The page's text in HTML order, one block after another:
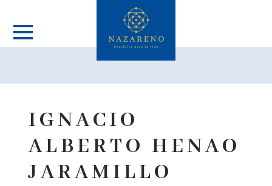
IGNACIO
ALBERTO HENAO
JARAMILLO